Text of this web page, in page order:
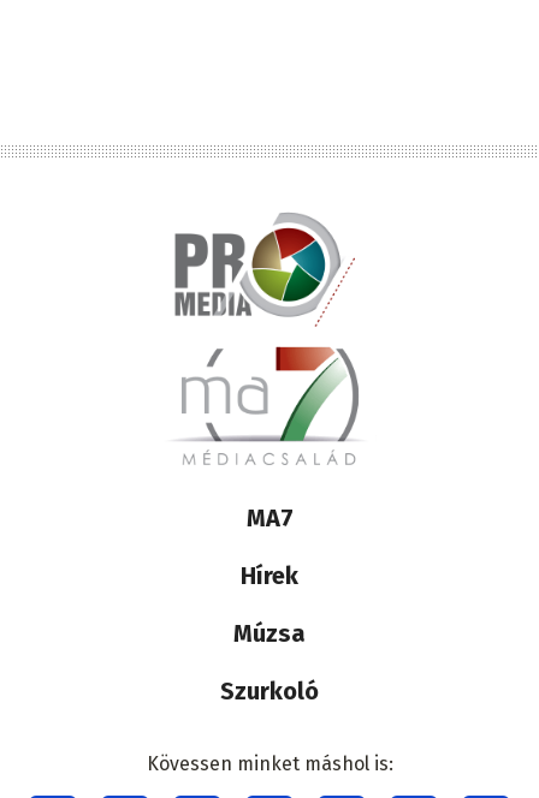
Lábléc
médiacsalád
MA7
Hírek
Múzsa
Szurkoló
Kövessen minket máshol is: